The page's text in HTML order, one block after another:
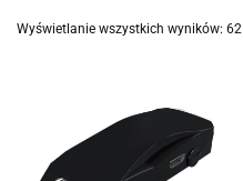
Wyświetlanie wszystkich wyników: 62